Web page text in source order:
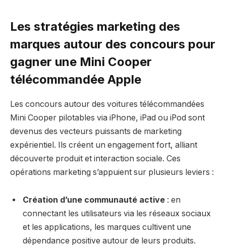
Les stratégies marketing des
marques autour des concours pour
gagner une Mini Cooper
télécommandée Apple
Les concours autour des voitures télécommandées
Mini Cooper pilotables via iPhone, iPad ou iPod sont
devenus des vecteurs puissants de marketing
expérientiel. Ils créent un engagement fort, alliant
découverte produit et interaction sociale. Ces
opérations marketing s’appuient sur plusieurs leviers :
Création d’une communauté active : en
connectant les utilisateurs via les réseaux sociaux
et les applications, les marques cultivent une
dépendance positive autour de leurs produits.